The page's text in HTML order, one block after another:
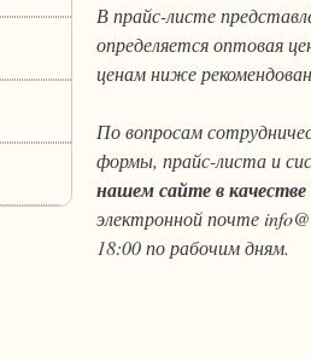
В прайс-листе
определяется оптовая
ценам ниже
По вопросам
формы, прайс-листа и
нашем сайте в качестве
электронной почте
18:00 по рабочим дням.